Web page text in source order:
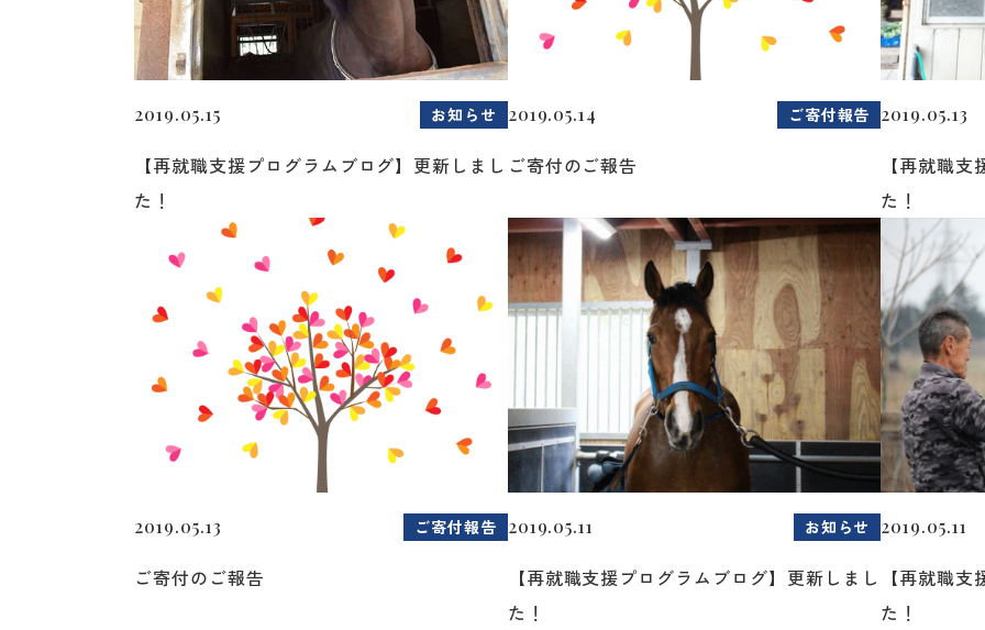
2019.05.15 お知らせ
【再就職支援プログラムブログ】更新しまし
た！
2019.05.14 ご寄付報告
ご寄付のご報告
2019.05.13
【再就職
た！
2019.05.13 ご寄付報告
ご寄付のご報告
2019.05.11 お知らせ
【再就職支援プログラムブログ】更新しまし
た！
2019.05.11
【再就職
た！